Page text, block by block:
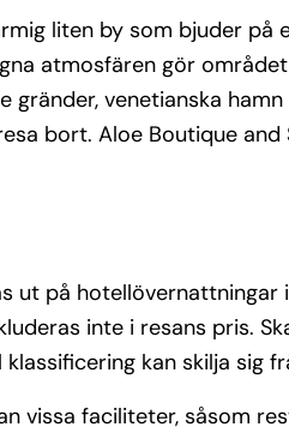
bussresa bort. Aloe
bas för att upptäcka allt
erbjuda!
ut på hotellövernattningar i
direkt till hotellet i
inkluderas inte i resans pris.
på att officiell klassificering
liten by som bjuder
atmosfären gör
gränder, venetianska
bort. Aloe Boutique
ut på
inte i resans pris.
kan skilja sig
vissa faciliteter, såsom